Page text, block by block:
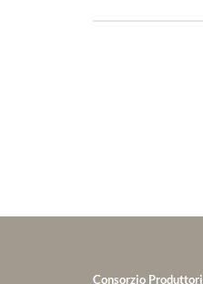
Consorzio Produttori